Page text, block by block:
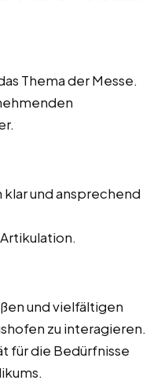
Thema der Messe.
und ansprechend
und vielfältigen
zu interagieren.
für die Bedürfnisse